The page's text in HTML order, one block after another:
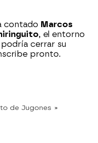
contado Marcos
, el entorno
cerrar su
pronto.
de Jugones »